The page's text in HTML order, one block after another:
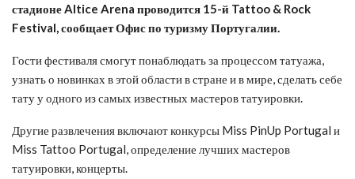
стадионе Altice Arena проводится 15-й Tattoo & Rock
Festival, сообщает Офис по туризму Португалии.
Гости фестиваля смогут понаблюдать за процессом татуажа,
узнать о новинках в этой области в стране и в мире, сделать себе
тату у одного из самых известных мастеров татуировки.
Другие развлечения включают конкурсы Miss PinUp Portugal и
Miss Tattoo Portugal, определение лучших мастеров
татуировки, концерты.